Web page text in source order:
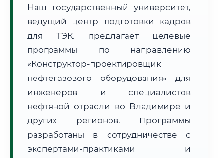
Расчет логистики оригиналов:
• Маршрут транзита:~2 633 км
• Экспресс-доставка СДЭК / Почтой:4–6 рабочих дней
📜 Документы и аккредитация ФИС ФРДО
🔍 Нажмите на документ для увеличения и просмотра
Наш государственный университет,
ведущий центр подготовки кадров
для ТЭК, предлагает целевые
программы по направлению
«Конструктор-проектировщик
нефтегазового оборудования» для
инженеров и специалистов
нефтяной отрасли во Владимире и
других регионов. Программы
разработаны в сотрудничестве с
экспертами-практиками и